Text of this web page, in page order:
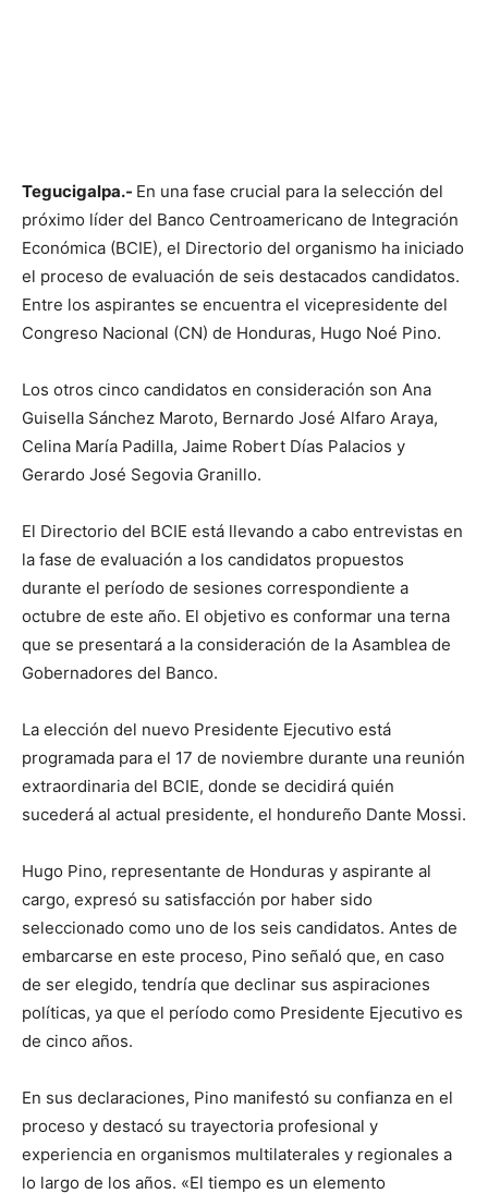
Tegucigalpa.- En una fase crucial para la selección del
próximo líder del Banco Centroamericano de Integración
Económica (BCIE), el Directorio del organismo ha iniciado
el proceso de evaluación de seis destacados candidatos.
Entre los aspirantes se encuentra el vicepresidente del
Congreso Nacional (CN) de Honduras, Hugo Noé Pino.
Los otros cinco candidatos en consideración son Ana
Guisella Sánchez Maroto, Bernardo José Alfaro Araya,
Celina María Padilla, Jaime Robert Días Palacios y
Gerardo José Segovia Granillo.
El Directorio del BCIE está llevando a cabo entrevistas en
la fase de evaluación a los candidatos propuestos
durante el período de sesiones correspondiente a
octubre de este año. El objetivo es conformar una terna
que se presentará a la consideración de la Asamblea de
Gobernadores del Banco.
La elección del nuevo Presidente Ejecutivo está
programada para el 17 de noviembre durante una reunión
extraordinaria del BCIE, donde se decidirá quién
sucederá al actual presidente, el hondureño Dante Mossi.
Hugo Pino, representante de Honduras y aspirante al
cargo, expresó su satisfacción por haber sido
seleccionado como uno de los seis candidatos. Antes de
embarcarse en este proceso, Pino señaló que, en caso
de ser elegido, tendría que declinar sus aspiraciones
políticas, ya que el período como Presidente Ejecutivo es
de cinco años.
En sus declaraciones, Pino manifestó su confianza en el
proceso y destacó su trayectoria profesional y
experiencia en organismos multilaterales y regionales a
lo largo de los años. «El tiempo es un elemento